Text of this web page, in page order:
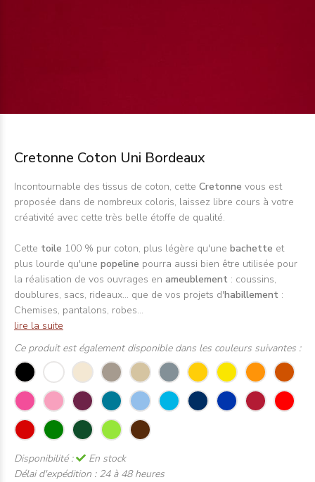
Cretonne Coton Uni Bordeaux
Incontournable des tissus de coton, cette Cretonne vous est
proposée dans de nombreux coloris, laissez libre cours à votre
créativité avec cette très belle étoffe de qualité.
Cette toile 100 % pur coton, plus légère qu'une bachette et
plus lourde qu'une popeline pourra aussi bien être utilisée pour
la réalisation de vos ouvrages en ameublement : coussins,
doublures, sacs, rideaux... que de vos projets d'habillement :
Chemises, pantalons, robes...
lire la suite
Ce produit est également disponible dans les couleurs suivantes :
Disponibilité :
En stock
Délai d'expédition : 24 à 48 heures